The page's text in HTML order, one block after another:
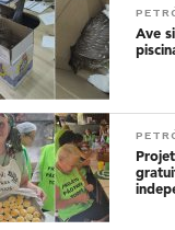
Ave